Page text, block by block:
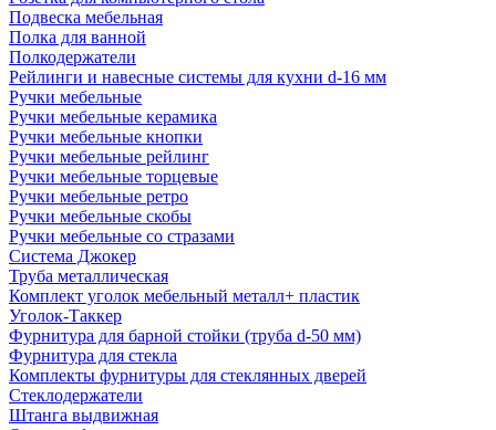
Подвеска мебельная
Полка для ванной
Полкодержатели
Рейлинги и навесные системы для кухни d-16 мм
Ручки мебельные
Ручки мебельные керамика
Ручки мебельные кнопки
Ручки мебельные рейлинг
Ручки мебельные торцевые
Ручки мебельные ретро
Ручки мебельные скобы
Ручки мебельные со стразами
Система Джокер
Труба металлическая
Комплект уголок мебельный металл+ пластик
Уголок-Таккер
Фурнитура для барной стойки (труба d-50 мм)
Фурнитура для стекла
Комплекты фурнитуры для стеклянных дверей
Стеклодержатели
Штанга выдвижная